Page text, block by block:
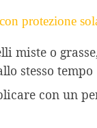
protezione
miste o
stesso tempo
con un